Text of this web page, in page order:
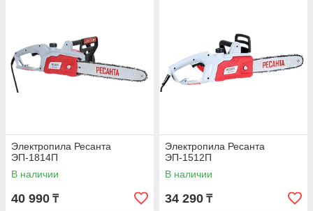
Электропила Ресанта
ЭП-1814П
В наличии
40 990 ₸
Электропила Ресанта
ЭП-1512П
В наличии
34 290 ₸